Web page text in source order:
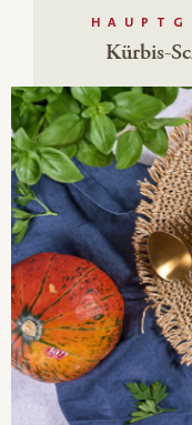
Kürbis-